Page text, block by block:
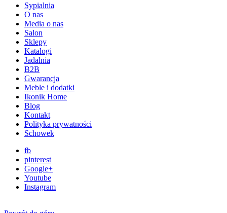
Sypialnia
O nas
Media o nas
Salon
Sklepy
Katalogi
Jadalnia
B2B
Gwarancja
Meble i dodatki
Ikonik Home
Blog
Kontakt
Polityka prywatności
Schowek
fb
pinterest
Google+
Youtube
Instagram